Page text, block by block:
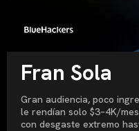
Fran Sola
Gran audiencia, poco
le rendían solo $3–4K/
con desgaste extremo